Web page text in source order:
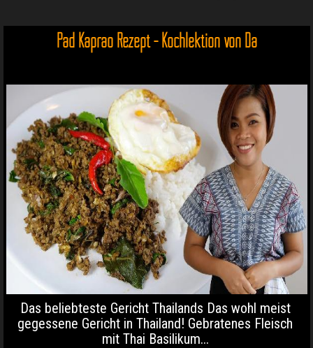
Pad Kaprao Rezept - Kochlektion von Da
Das beliebteste Gericht Thailands Das wohl meist
gegessene Gericht in Thailand! Gebratenes Fleisch
mit Thai Basilikum...